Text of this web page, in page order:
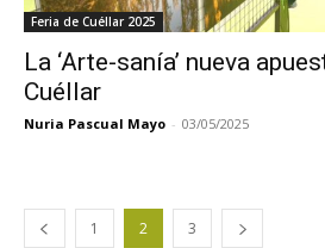
Feria de Cuéllar 2025
La ‘Arte-sanía’ nueva
Cuéllar
Nuria Pascual Mayo - 03/05/2025
1 2 3